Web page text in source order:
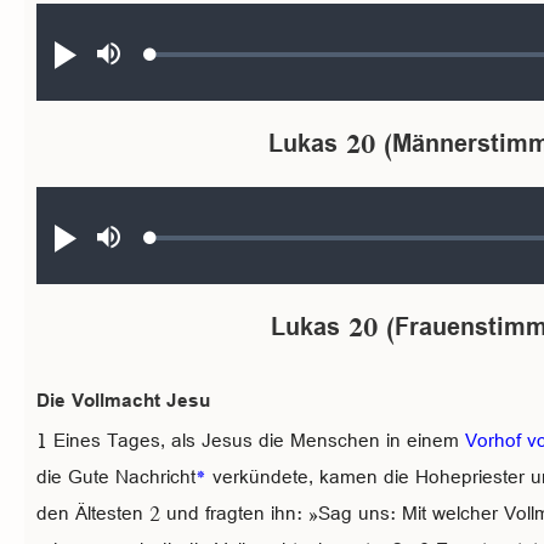
تشغيلصامتLoaded:
Lukas 20
تشغيلصامتLoaded:
Lukas 20
Die Vollmacht Jesu
1 Eines Tages, als Jesus die Menschen in einem Vorhof
die Gute Nachricht* verkündete, kamen die Hohepriester
den Ältesten 2 und fragten ihn: »Sag uns: Mit welcher